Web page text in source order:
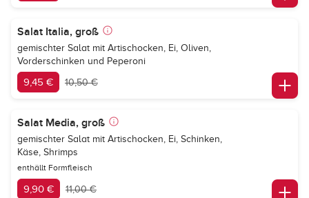
Salat Italia, groß
gemischter Salat mit Artischocken, Ei, Oliven,
Vorderschinken und Peperoni
9,45 € 10,50 €
Salat Media, groß
gemischter Salat mit Artischocken, Ei, Schinken,
Käse, Shrimps
enthällt Formfleisch
9,90 € 11,00 €